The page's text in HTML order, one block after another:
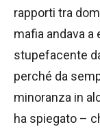
rapporti tra
mafia andava
stupefacente
perché da
minoranza in
ha spiegato –